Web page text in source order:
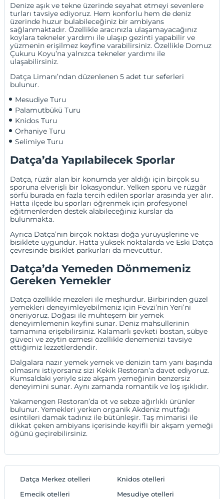
Denize aşık ve tekne üzerinde seyahat etmeyi sevenlere
turları tavsiye ediyoruz. Hem konforlu hem de deniz
üzerinde huzur bulabileceğiniz bir ambiyans
sağlanmaktadır. Özellikle aracınızla ulaşamayacağınız
koylara tekneler yardımı ile ulaşıp gezinti yapabilir ve
yüzmenin erişilmez keyfine varabilirsiniz. Özellikle Domuz
Çukuru Koyu’na yalnızca tekneler yardımı ile
ulaşabilirsiniz.
Datça Limanı’ndan düzenlenen 5 adet tur seferleri
bulunur.
Mesudiye Turu
Palamutbükü Turu
Knidos Turu
Orhaniye Turu
Selimiye Turu
Datça’da Yapılabilecek Sporlar
Datça, rüzâr alan bir konumda yer aldığı için birçok su
sporuna elverişli bir lokasyondur. Yelken sporu ve rüzgâr
sörfü burada en fazla tercih edilen sporlar arasında yer alır.
Hatta ilçede bu sporları öğrenmek için profesyonel
eğitmenlerden destek alabileceğiniz kurslar da
bulunmakta.
Ayrıca Datça’nın birçok noktası doğa yürüyüşlerine ve
bisiklete uygundur. Hatta yüksek noktalarda ve Eski Datça
çevresinde bisiklet parkurları da mevcuttur.
Datça’da Yemeden Dönmemeniz
Gereken Yemekler
Datça özellikle mezeleri ile meşhurdur. Birbirinden güzel
yemekleri deneyimleyebilmeniz için Fevzi’nin Yeri’ni
öneriyoruz. Doğası ile muhteşem bir yemek
deneyimlemenin keyfini sunar. Deniz mahsullerinin
tamamına erişebilirsiniz. Kalamarlı şevketi bostan, sübye
güveci ve zeytin ezmesi özellikle denemenizi tavsiye
ettiğimiz lezzetlerdendir.
Dalgalara nazır yemek yemek ve denizin tam yanı başında
olmasını istiyorsanız sizi Kekik Restoran’a davet ediyoruz.
Kumsaldaki yeriyle size akşam yemeğinin benzersiz
deneyimini sunar. Aynı zamanda romantik ve loş ışıklıdır.
Yakamengen Restoran’da ot ve sebze ağırlıklı ürünler
bulunur. Yemekleri yerken organik Akdeniz mutfağı
esintileri damak tadınız ile bütünleşir. Taş mimarisi ile
dikkat çeken ambiyans içerisinde keyifli bir akşam yemeği
öğünü geçirebilirsiniz.
Datça Merkez otelleri
Emecik otelleri
Knidos otelleri
Mesudiye otelleri